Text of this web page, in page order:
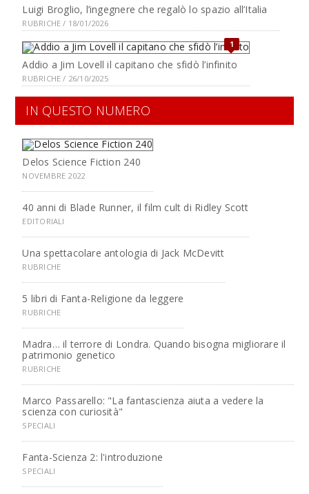
Luigi Broglio, l’ingegnere che regalò lo spazio all’Italia
RUBRICHE / 18/01/2026
1
Addio a Jim Lovell il capitano che sfidò l’infinito
RUBRICHE / 26/10/2025
IN QUESTO NUMERO
Delos Science Fiction 240
NOVEMBRE 2022
40 anni di Blade Runner, il film cult di Ridley Scott
EDITORIALI
Una spettacolare antologia di Jack McDevitt
RUBRICHE
5 libri di Fanta-Religione da leggere
RUBRICHE
Madra… il terrore di Londra. Quando bisogna migliorare il
patrimonio genetico
RUBRICHE
Marco Passarello: "La fantascienza aiuta a vedere la
scienza con curiosità"
SPECIALI
Fanta-Scienza 2: l'introduzione
SPECIALI